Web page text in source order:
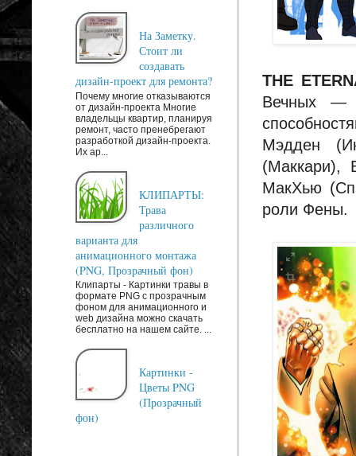
THE
Вечных —
Мэдден
(Маккари),
МакХью
роли Фены.
На Заметку.
Стоит ли
создавать
дизайн-проект для ремонта?
Почему многие отказываются
от дизайн-проекта Многие
владельцы квартир, планируя
ремонт, часто пренебрегают
разработкой дизайн-проекта.
Их ар...
КЛИПАРТЫ:
Трава
различного
варианта для
анимационного монтажа
(PNG, Прозрачный фон)
Клипарты - Картинки травы в
формате PNG с прозрачным
фоном для анимационного и
web дизайна можно скачать
бесплатно на нашем сайте. ...
Картинки -
Цветы PNG
(Прозрачный
фон)